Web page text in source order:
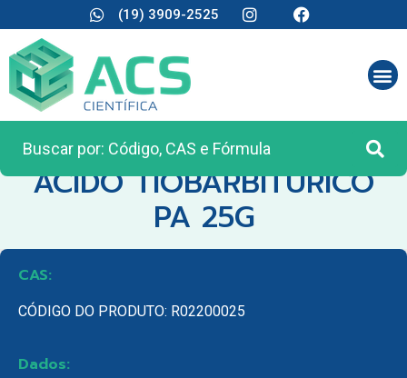
(19) 3909-2525
CATEGORIA:REAGENTES ANALÍTICOS
ACIDO TIOBARBITURICO
PA 25G
CAS:
CÓDIGO DO PRODUTO: R02200025
Dados: